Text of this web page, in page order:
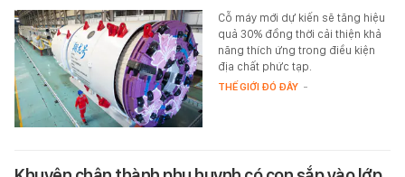
Cỗ máy mới dự kiến sẽ tăng hiệu
quả 30% đồng thời cải thiện khả
năng thích ứng trong điều kiện
địa chất phức tạp.
THẾ GIỚI ĐÓ ĐÂY -